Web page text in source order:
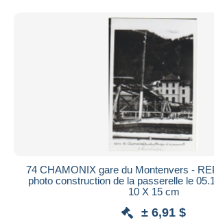
74 CHAMONIX gare du Montenvers -
photo construction de la passerelle le
10 X 15 cm
± 6,91 $